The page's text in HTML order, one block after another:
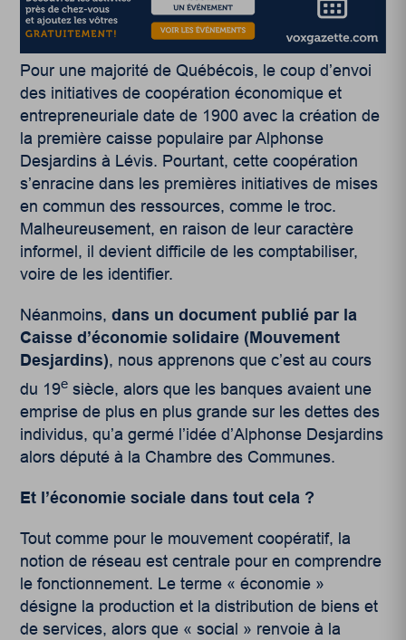
Pour une majorité de Québécois, le coup d’envoi
des initiatives de coopération économique et
entrepreneuriale date de 1900 avec la création de
la première caisse populaire par Alphonse
Desjardins à Lévis. Pourtant, cette coopération
s’enracine dans les premières initiatives de mises
en commun des ressources, comme le troc.
Malheureusement, en raison de leur caractère
informel, il devient difficile de les comptabiliser,
voire de les identifier.
Néanmoins,dans un document publié par la
Caisse d’économie solidaire (Mouvement
Desjardins), nous apprenons que c’est au cours
du 19e siècle, alors que les banques avaient une
emprise de plus en plus grande sur les dettes des
individus, qu’a germé l’idée d’Alphonse Desjardins
alors député à la Chambre des Communes.
Et l’économie sociale dans tout cela ?
Tout comme pour le mouvement coopératif, la
notion de réseau est centrale pour en comprendre
le fonctionnement. Le terme « économie »
désigne la production et la distribution de biens et
de services, alors que « social » renvoie à la